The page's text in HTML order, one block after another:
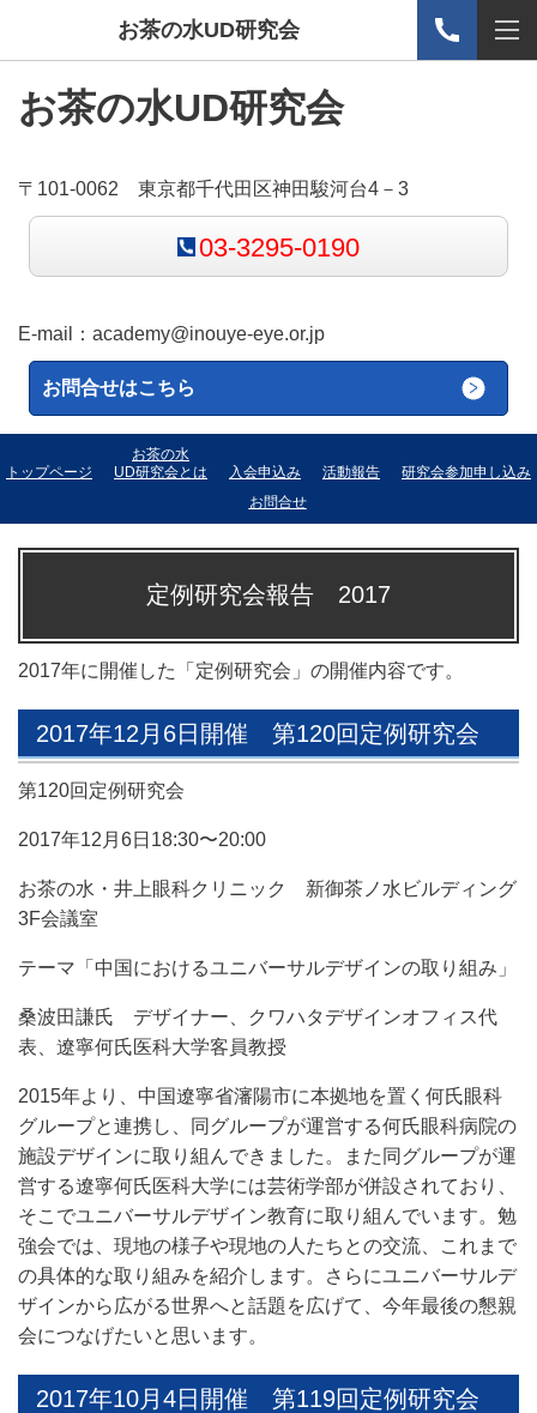
お茶の水UD研究会
お茶の水UD研究会
〒101-0062 東京都千代田区神田駿河台4－3
03-3295-0190
E-mail： academy@inouye-eye.or.jp
お問合せはこちら
トップページ
お茶の水
UD研究会とは
入会申込み 活動報告
研究会参加申し込み
お問合せ
定例研究会報告 2017
2017年に開催した「定例研究会」の開催内容です。
2017年12月6日開催 第120回定例研究会
第120回定例研究会
2017年12月6日18:30〜20:00
お茶の水・井上眼科クリニック 新御茶ノ水ビルディング
3F会議室
テーマ「中国におけるユニバーサルデザインの取り組み」
桑波田謙氏 デザイナー、クワハタデザインオフィス代
表、遼寧何氏医科大学客員教授
2015年より、中国遼寧省瀋陽市に本拠地を置く何氏眼科
グループと連携し、同グループが運営する何氏眼科病院の
施設デザインに取り組んできました。また同グループが運
営する遼寧何氏医科大学には芸術学部が併設されており、
そこでユニバーサルデザイン教育に取り組んでいます。勉
強会では、現地の様子や現地の人たちとの交流、これまで
の具体的な取り組みを紹介します。さらにユニバーサルデ
ザインから広がる世界へと話題を広げて、今年最後の懇親
会につなげたいと思います。
2017年10月4日開催 第119回定例研究会